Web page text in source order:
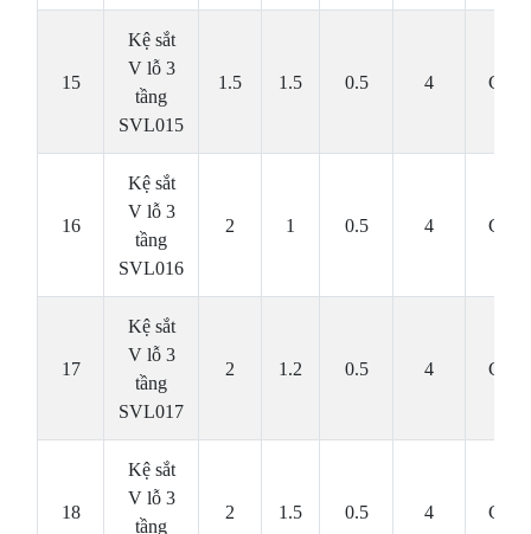
15
Kệ sắt
V lỗ 3
tầng
SVL015
1.5 1.5 0.5 4 Cái
16
Kệ sắt
V lỗ 3
tầng
SVL016
2 1 0.5 4 Cái
17
Kệ sắt
V lỗ 3
tầng
SVL017
2 1.2 0.5 4 Cái
18
Kệ sắt
V lỗ 3
tầng
2 1.5 0.5 4 Cái